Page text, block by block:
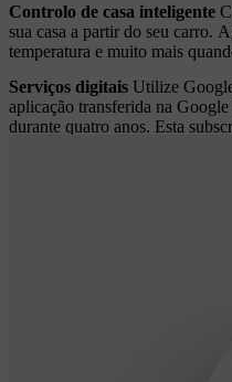
Controlo de casa inteligente
sua casa a partir do seu carro.
temperatura e muito mais
Serviços digitais
aplicação transferida na
durante quatro anos. Esta